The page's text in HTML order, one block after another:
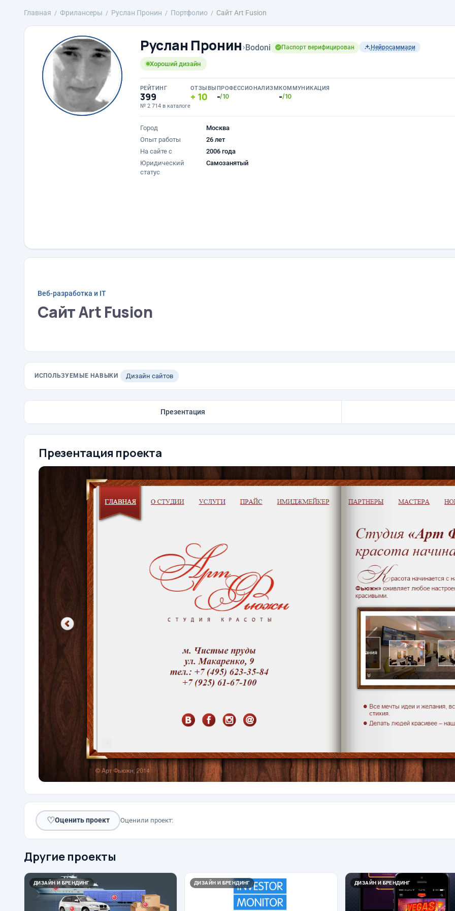
Главная Фрилансеры Руслан Пронин Портфолио Сайт Art Fusion
Руслан Пронин›Bodoni Паспорт верифицирован Нейросаммари
Хороший дизайн
РЕЙТИНГ
399
№ 2 714 в каталоге
ОТЗЫВЫ
10
ПРОФЕССИОНАЛИЗМ
-/10
КОММУНИКАЦИЯ
-/10
Город
Москва
Опыт работы
26 лет
На сайте с
2006 года
Юридический
статус
Самозанятый
Веб-разработка и IT
Сайт Art Fusion
ИСПОЛЬЗУЕМЫЕ НАВЫКИ Дизайн сайтов
Презентация
Презентация проекта
♡Оценить проект Оценили проект:
Другие проекты
ДИЗАЙН И БРЕНДИНГ ДИЗАЙН И БРЕНДИНГ ДИЗАЙН И БРЕНДИНГ